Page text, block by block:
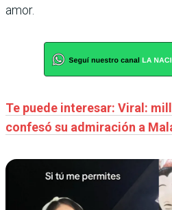
amor.
Te puede interesar: Viral:
confesó su admiración a